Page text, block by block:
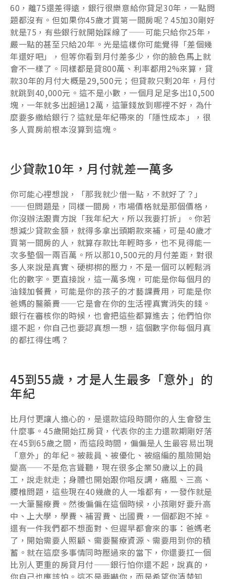
60，離75還差得遠，銀行很樂意給你貸足30年，一點問
題都沒有。但如果你45歲才買第一間房呢？45加30剛好
就是75，有些銀行就開始踩線了——可能只給你25年，
嚴一點的甚至只給20年。光是這樣你可能覺得「差個幾
年還好吧」，但等你看到月付差多少，你的臉色馬上就
會不一樣了。同樣都是貸800萬、利率都用2%來算，貸
款30年的月付大概是29,500元；但貸款只剩20年，月付
就跳到40,000元。這不是小數，一個月足足多出10,500
塊，一年就多出超過12萬，這筆錢放到哪裡不好，為什
麼要多繳給銀行？這就是年紀帶來的「隱性成本」，很
多人買房前根本沒算到這塊。
少貸款10年，月付就差一萬多
你可能心裡想說，「那我就少借一點，不就好了？」
——但問題是，同樣一間房，市場價格就是那個價格，
你沒辦法跟賣方說「我年紀大，所以我要打折」。你若
想減少貸款金額，就得多拿出頭期款來補，可是40歲才
買第一間房的人，就算存款比年輕時多，也不見得能一
次多墊個一兩百萬。所以那10,500元的月付差距，對很
多人來說是真實、硬梆梆的壓力，不是一個可以輕鬆消
化的數字。更直接說，這一萬多塊，可能是你每個月的
油錢加餐費，可能是你的孩子的才藝課費用，可能是你
爸媽的醫藥費——它是會在你的生活裡真實消失的錢。
銀行在審核你的時候，也會把這些都算進去；他們怕你
還不起，你自己也要認真想一想，這個數字你每個月真
的都扛得住嗎？
45到55歲，才是人生最多「意外」的
年紀
比月付更讓人擔心的，是還款這段時間你的人生會發生
什麼事。45歲開始扛房貸，代表你的主力還款期剛好落
在45到65歲之間，而這段時間，偏偏是人生最容易出現
「意外」的年紀。被裁員、被優化、被縮編的風險開始
變高——不是危言聳聽，現在很多企業50歲以上的員
工，說走就走；身體也開始跟你唱反調，痛風、三高、
腰椎問題，這些現在40幾歲的人一堆都有，一發作就是
一大筆醫療費。然後偏偏在這個時候，小孩剛好要升高
中、上大學，學費、補習費、出國費，一個都跑不掉。
還有一件我們都不想面對、但遲早都會來的事：爸媽老
了，開始需要人照顧、需要醫療資源、需要用到你的積
蓄。就在這麼多事情同時壓過來的當下，你還要扛一個
比別人更重的房貸月付——銀行怕你還不起，說真的，
你自己也應該怕。這不是要嚇你，而是希望你清楚知